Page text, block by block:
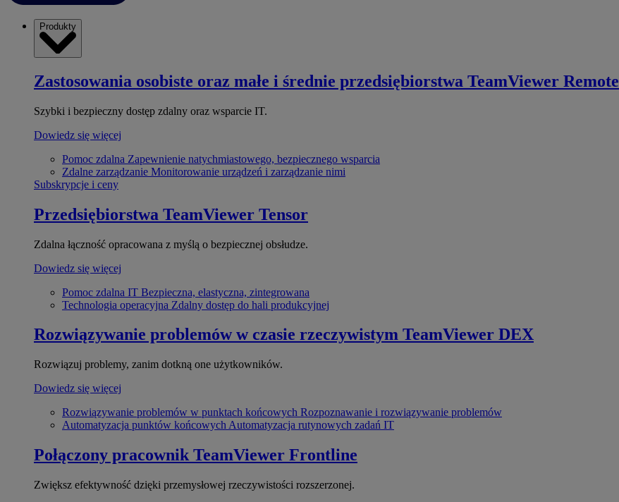
Produkty
Zastosowania osobiste oraz małe i średnie przedsiębiorstwa TeamViewer Remote
Szybki i bezpieczny dostęp zdalny oraz wsparcie IT.
Dowiedz się więcej
Pomoc zdalna Zapewnienie natychmiastowego, bezpiecznego wsparcia
Zdalne zarządzanie Monitorowanie urządzeń i zarządzanie nimi
Subskrypcje i ceny
Przedsiębiorstwa TeamViewer Tensor
Zdalna łączność opracowana z myślą o bezpiecznej obsłudze.
Dowiedz się więcej
Pomoc zdalna IT Bezpieczna, elastyczna, zintegrowana
Technologia operacyjna Zdalny dostęp do hali produkcyjnej
Rozwiązywanie problemów w czasie rzeczywistym TeamViewer DEX
Rozwiązuj problemy, zanim dotkną one użytkowników.
Dowiedz się więcej
Rozwiązywanie problemów w punktach końcowych Rozpoznawanie i rozwiązywanie problemów
Automatyzacja punktów końcowych Automatyzacja rutynowych zadań IT
Połączony pracownik TeamViewer Frontline
Zwiększ efektywność dzięki przemysłowej rzeczywistości rozszerzonej.